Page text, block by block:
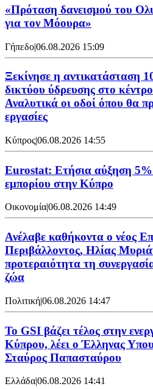
«Πρόταση δανεισμού του
για τον Μόουρα»
Γήπεδο|06.08.2026 15:09
Ξεκίνησε η αντικατάσταση
δικτύου ύδρευσης στο
Αναλυτικά οι οδοί όπου θα
εργασίες
Κύπρος|06.08.2026 14:55
Eurostat: Ετήσια αύξηση 5%
εμπορίου στην Κύπρο
Οικονομία06.08.2026 14:49
Ανέλαβε καθήκοντα ο νέος
Περιβάλλοντος, Ηλίας
προτεραιότητα τη
ζώα
Πολιτική|06.08.2026 14:47
Το GSI βάζει τέλος στην
Κύπρου, λέει ο Έλληνας
Σταύρος Παπασταύρου
Ελλάδα|06.08.2026 14:41